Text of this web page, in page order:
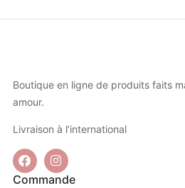
Boutique en ligne de produits faits
amour.
Livraison à l’international
Commande